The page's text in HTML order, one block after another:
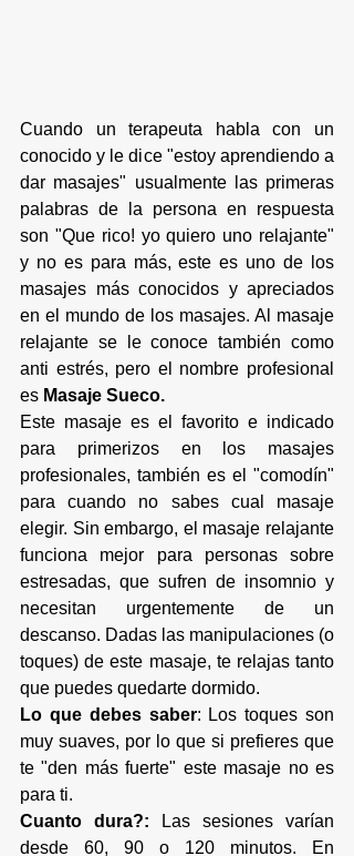
Cuando un terapeuta habla con un
conocido y le dice "estoy aprendiendo a
dar masajes" usualmente las primeras
palabras de la persona en respuesta
son "Que rico! yo quiero uno relajante"
y no es para más, este es uno de los
masajes más conocidos y apreciados
en el mundo de los masajes. Al masaje
relajante se le conoce también como
anti estrés, pero el nombre profesional
es Masaje Sueco.
Este masaje es el favorito e indicado
para primerizos en los masajes
profesionales, también es el "comodín"
para cuando no sabes cual masaje
elegir. Sin embargo, el masaje relajante
funciona mejor para personas sobre
estresadas, que sufren de insomnio y
necesitan urgentemente de un
descanso. Dadas las manipulaciones (o
toques) de este masaje, te relajas tanto
que puedes quedarte dormido.
Lo que debes saber: Los toques son
muy suaves, por lo que si prefieres que
te "den más fuerte" este masaje no es
para ti.
Cuanto dura?: Las sesiones varían
desde 60, 90 o 120 minutos. En